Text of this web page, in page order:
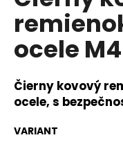
5
hviezdičiek.
ocele
Čierny kovový
ocele, s
VARIANT
á
j
s
?